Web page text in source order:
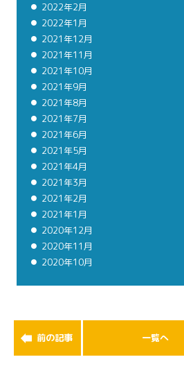
2022年2月
2022年1月
2021年12月
2021年11月
2021年10月
2021年9月
2021年8月
2021年7月
2021年6月
2021年5月
2021年4月
2021年3月
2021年2月
2021年1月
2020年12月
2020年11月
2020年10月
前の記事 一覧へ